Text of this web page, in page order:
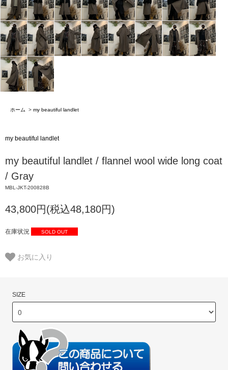
ホーム > my beautiful landlet
my beautiful landlet
my beautiful landlet / flannel wool wide long coat
/ Gray
MBL-JKT-200828B
43,800円(税込48,180円)
在庫状況 SOLD OUT
お気に入り
SIZE